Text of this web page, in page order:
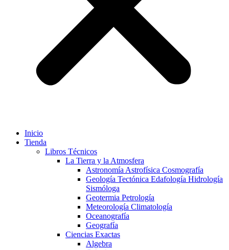
Inicio
Tienda
Libros Técnicos
La Tierra y la Atmosfera
Astronomía Astrofísica Cosmografía
Geología Tectónica Edafología Hidrología
Sismóloga
Geotermia Petrología
Meteorología Climatología
Oceanografía
Geografía
Ciencias Exactas
Algebra